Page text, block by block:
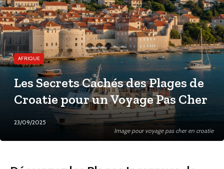
Image pour voyage pas cher en croatie
AFRIQUE
Les Secrets Cachés des Plages de
Croatie pour un Voyage Pas Cher
23/09/2025